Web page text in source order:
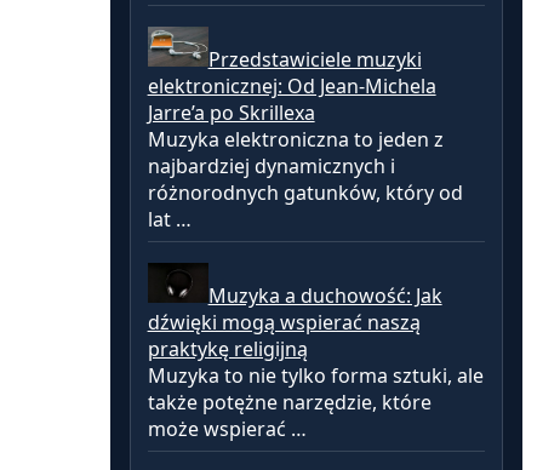
Przedstawiciele muzyki
elektronicznej: Od Jean-Michela
Jarre’a po Skrillexa
Muzyka elektroniczna to jeden z
najbardziej dynamicznych i
różnorodnych gatunków, który od
lat …
Muzyka a duchowość: Jak
dźwięki mogą wspierać naszą
praktykę religijną
Muzyka to nie tylko forma sztuki, ale
także potężne narzędzie, które
może wspierać …